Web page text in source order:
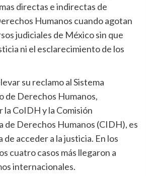
directas e indirectas de
Humanos cuando agotan
judiciales de México sin que
ni el esclarecimiento de los
su reclamo al Sistema
de Derechos Humanos,
CoIDH y la Comisión
de Derechos Humanos (CIDH), es
de acceder a la justicia. En los
cuatro casos más llegaron a
internacionales.